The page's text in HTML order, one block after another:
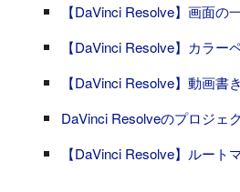
【DaVinci Resolve】画面の
【DaVinci Resolve】カラ
【DaVinci Resolve】動画
DaVinci Resolveのプロジェ
【DaVinci Resolve】ルート